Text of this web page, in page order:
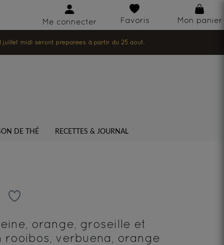
Me connecter Favoris Mon panier
juillet midi seront préparées à partir du 25 août.
DE THÉ RECETTES & JOURNAL
orange, groseille et
verbuena, orange